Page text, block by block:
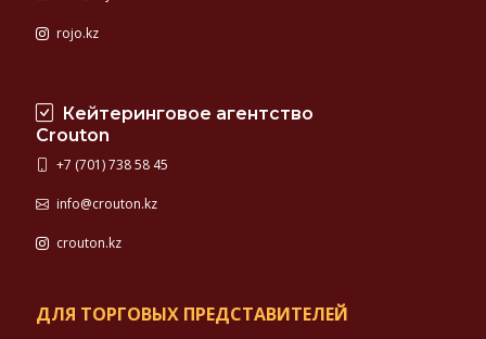
rojo.kz
Кейтеринговое агентство
Crouton
+7 (701) 738 58 45
info@crouton.kz
crouton.kz
ДЛЯ ТОРГОВЫХ ПРЕДСТАВИТЕЛЕЙ